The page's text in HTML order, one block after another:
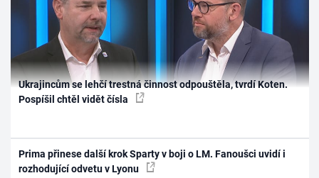
Ukrajincům se lehčí trestná činnost odpouštěla, tvrdí Koten.
Pospíšil chtěl vidět čísla
Prima přinese další krok Sparty v boji o LM. Fanoušci uvidí i
rozhodující odvetu v Lyonu